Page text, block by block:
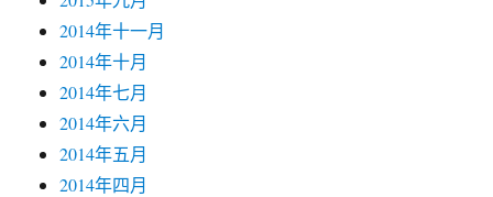
2014年十一月
2014年十月
2014年七月
2014年六月
2014年五月
2014年四月